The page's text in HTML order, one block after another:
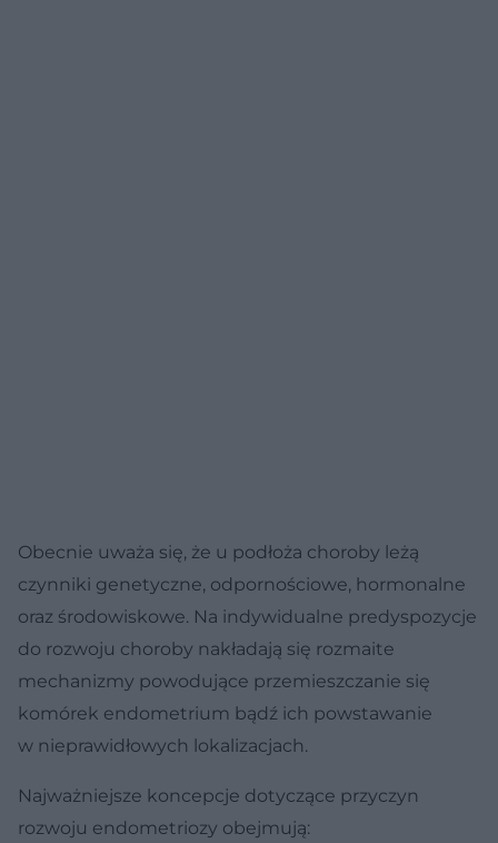
Obecnie uważa się, że u podłoża choroby leżą
czynniki genetyczne, odpornościowe, hormonalne
oraz środowiskowe. Na indywidualne predyspozycje
do rozwoju choroby nakładają się rozmaite
mechanizmy powodujące przemieszczanie się
komórek endometrium bądź ich powstawanie
w nieprawidłowych lokalizacjach.
Najważniejsze koncepcje dotyczące przyczyn
rozwoju endometriozy obejmują: